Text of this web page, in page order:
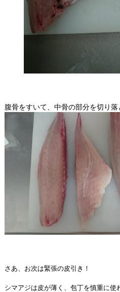
腹骨をすいて、 中骨の部分を切り落
さあ、お次は緊張の皮引き！
シマアジは皮が薄く、包丁を慎重に